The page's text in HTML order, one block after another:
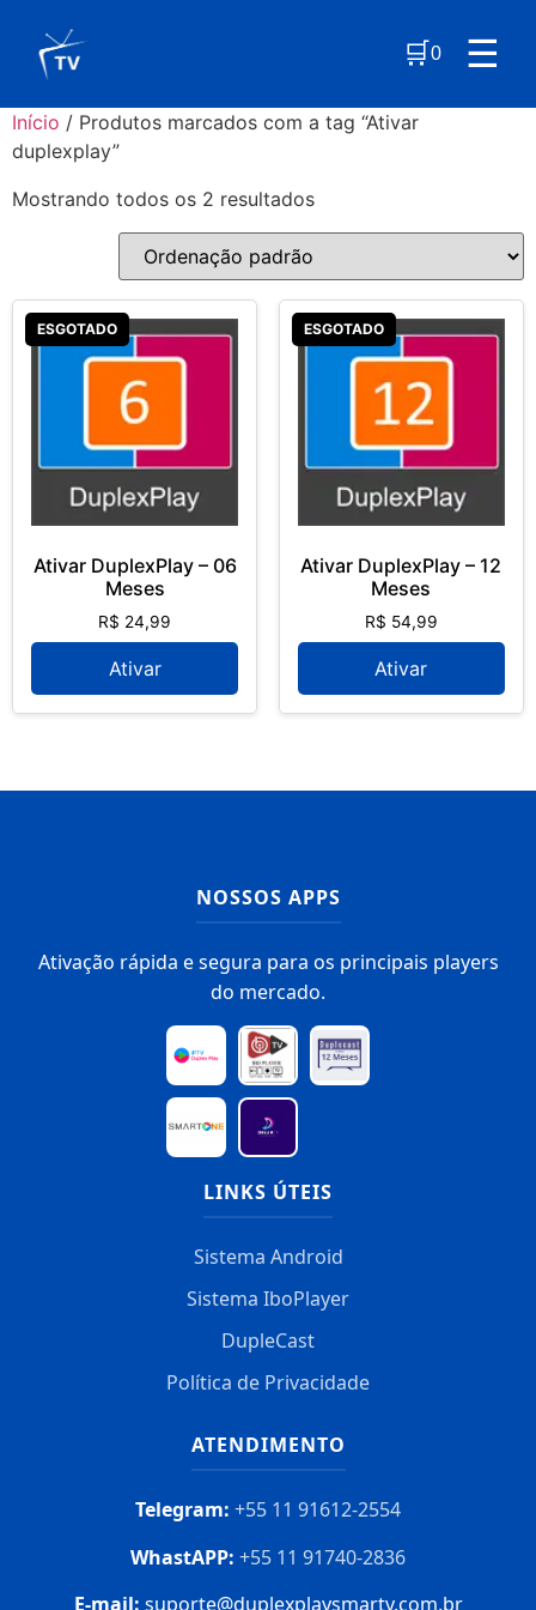
🛒 0 ☰
Início / Produtos marcados com a tag “Ativar
duplexplay”
Mostrando todos os 2 resultados
Ativar DuplexPlay – 06
Meses
R$ 24,99
Ativar
Ativar DuplexPlay – 12
Meses
R$ 54,99
Ativar
NOSSOS APPS
Ativação rápida e segura para os principais players
do mercado.
LINKS ÚTEIS
Sistema Android
Sistema IboPlayer
DupleCast
Política de Privacidade
ATENDIMENTO
Telegram: +55 11 91612-2554
WhastAPP: +55 11 91740-2836
E-mail: suporte@duplexplaysmartv.com.br